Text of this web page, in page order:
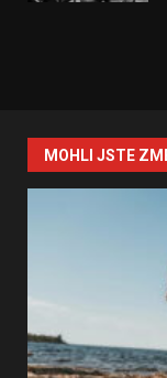
MOHLI JSTE